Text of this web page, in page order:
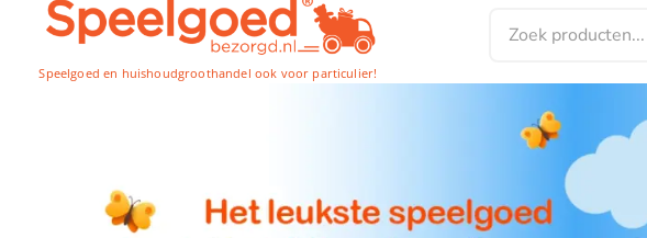
Speelgoed en huishoudgroothandel ook voor particulier!